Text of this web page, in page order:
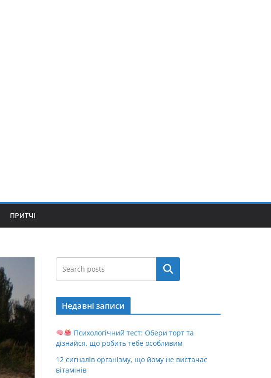
ПРИТЧІ
Пошук
Недавні записи
Психологічний тест: Обери торт та
дізнайся, що робить тебе особливим
12 сигналів організму, що йому не вистачає
вітамінів